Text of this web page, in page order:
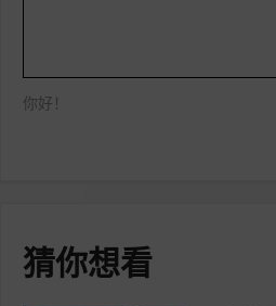
你好！
猜你想看